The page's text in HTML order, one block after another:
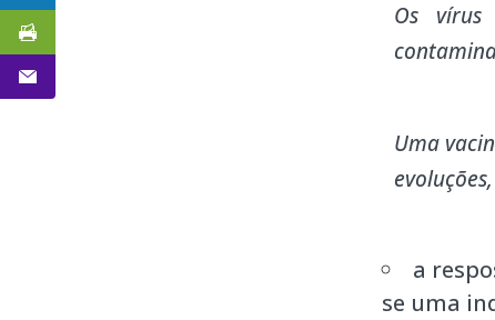
Os
Uma
a
se uma